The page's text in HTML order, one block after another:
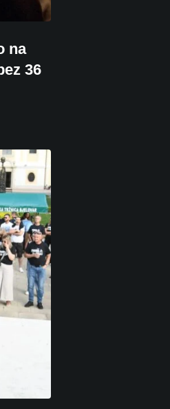
na
36